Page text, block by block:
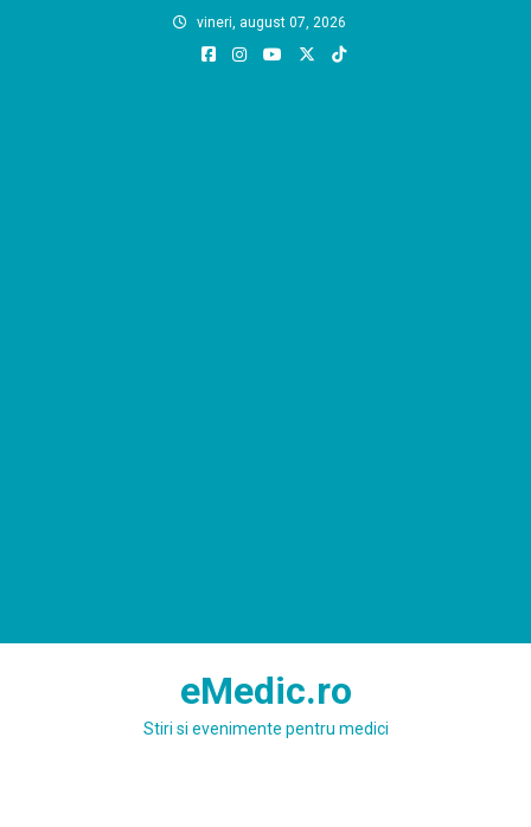
vineri, august 07, 2026
eMedic.ro
Stiri si evenimente pentru medici